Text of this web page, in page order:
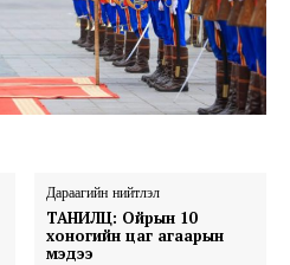
Дараагийн нийтлэл
ТАНИЛЦ: Ойрын 10
хоногийн цаг агаарын
мэдээ